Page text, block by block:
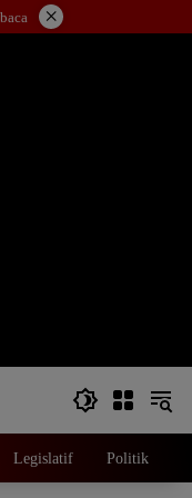
×
Legislatif Politik